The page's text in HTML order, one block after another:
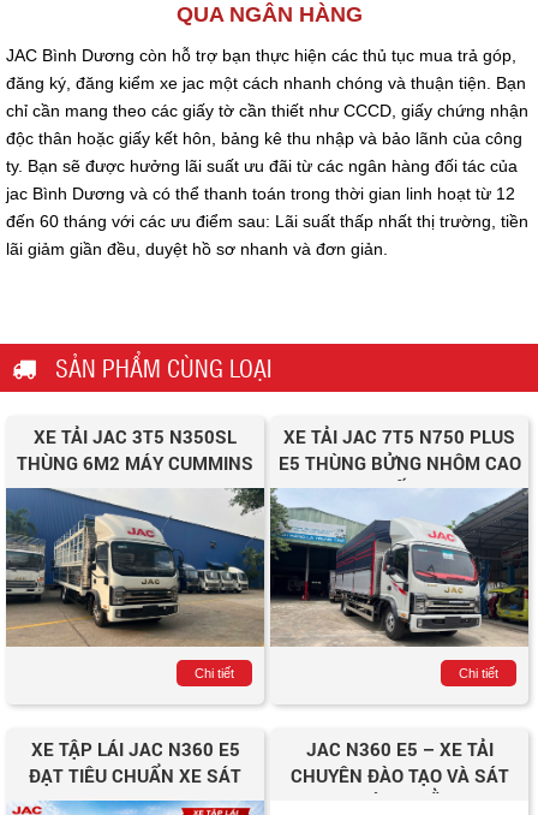
QUA NGÂN HÀNG
JAC Bình Dương còn hỗ trợ bạn thực hiện các thủ tục mua trả góp,
đăng ký, đăng kiểm xe jac một cách nhanh chóng và thuận tiện. Bạn
chỉ cần mang theo các giấy tờ cần thiết như CCCD, giấy chứng nhận
độc thân hoặc giấy kết hôn, bảng kê thu nhập và bảo lãnh của công
ty. Bạn sẽ được hưởng lãi suất ưu đãi từ các ngân hàng đối tác của
jac Bình Dương và có thể thanh toán trong thời gian linh hoạt từ 12
đến 60 tháng với các ưu điểm sau: Lãi suất thấp nhất thị trường, tiền
lãi giảm giần đều, duyệt hồ sơ nhanh và đơn giản.
SẢN PHẨM CÙNG LOẠI
XE TẢI JAC 3T5 N350SL
THÙNG 6M2 MÁY CUMMINS
Chi tiết
XE TẢI JAC 7T5 N750 PLUS
E5 THÙNG BỬNG NHÔM CAO
CẤP
Chi tiết
XE TẬP LÁI JAC N360 E5
ĐẠT TIÊU CHUẨN XE SÁT
HẠCH HẠNG C1
JAC N360 E5 – XE TẢI
CHUYÊN ĐÀO TẠO VÀ SÁT
HẠCH LÁI XE BẰNG C1